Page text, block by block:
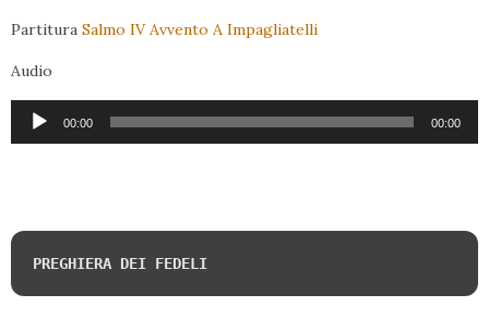
Partitura Salmo IV Avvento A Impagliatelli
Audio
Audio
Player
00:00 00:00
PREGHIERA DEI FEDELI